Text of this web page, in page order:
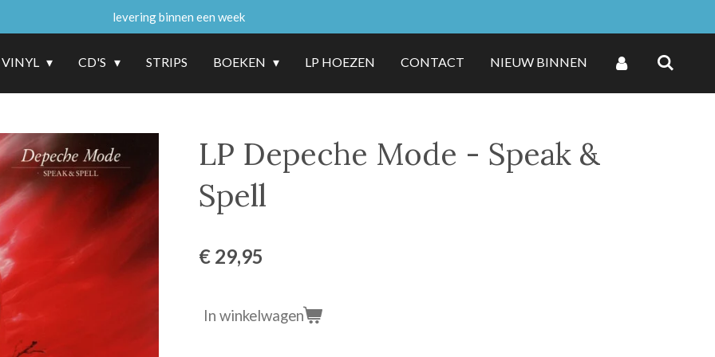
levering binnen een week
VINYL CD'S STRIPS BOEKEN LP HOEZEN CONTACT NIEUW BINNEN
LP Depeche Mode - Speak &
Spell
€ 29,95
In winkelwagen